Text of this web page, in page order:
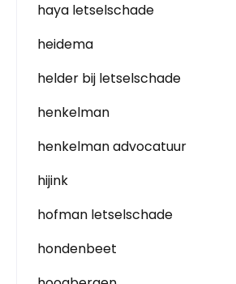
haya letselschade
heidema
helder bij letselschade
henkelman
henkelman advocatuur
hijink
hofman letselschade
hondenbeet